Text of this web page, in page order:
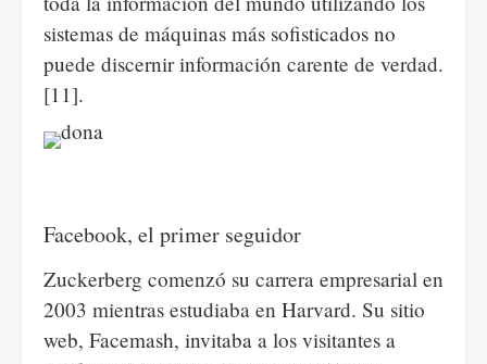
sistemas de máquinas más sofisticados no
puede discernir información carente de verdad.
[11].
Facebook, el primer seguidor
Zuckerberg comenzó su carrera empresarial en
2003 mientras estudiaba en Harvard. Su sitio
web, Facemash, invitaba a los visitantes a